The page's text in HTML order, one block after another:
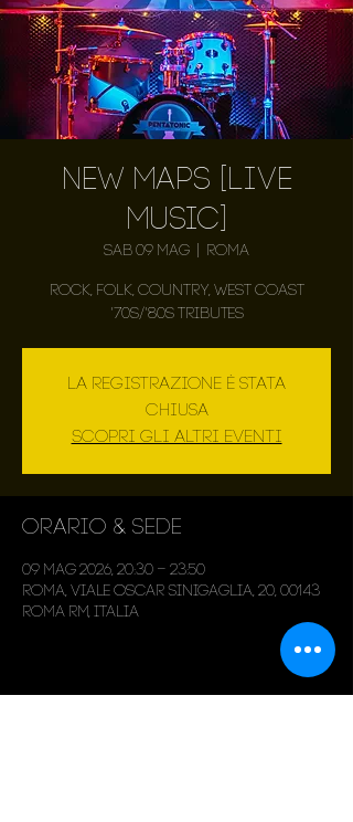
New Maps [LIVE
MUSIC]
sab 09 mag Roma
Rock, Folk, Country, West Coast
'70s/'80s Tributes
La registrazione è stata
chiusa
Scopri gli altri eventi
Orario & Sede
09 mag 2026, 20:30 – 23:50
Roma, Viale Oscar Sinigaglia, 20, 00143
Roma RM, Italia